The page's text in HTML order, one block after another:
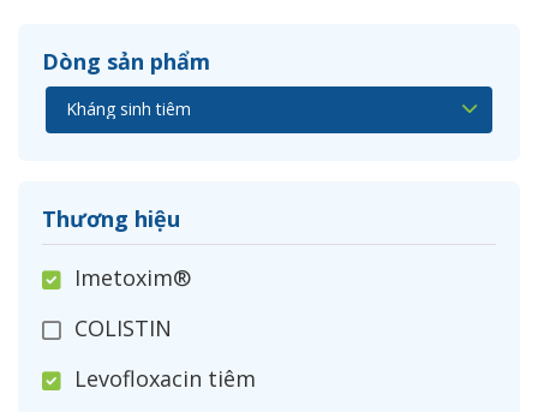
Dòng sản phẩm
Thương hiệu
Imetoxim®
COLISTIN
Levofloxacin tiêm